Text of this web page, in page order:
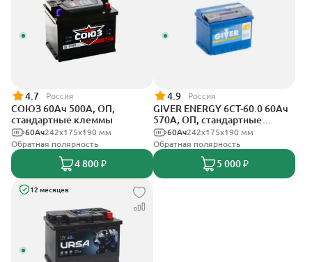
4.7 Россия
СОЮЗ 60Ач 500А, ОП,
стандартные клеммы
242x175x190 мм
60Ач
Обратная полярность
4 800 ₽
4.9 Россия
GIVER ENERGY 6СТ-60.0 60Ач
570А, ОП, стандартные
клеммы242х175х190 мм
60Ач
Обратная полярность
5 000 ₽
12 месяцев